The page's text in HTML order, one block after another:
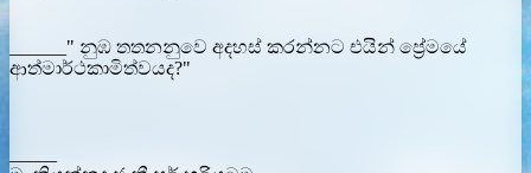
______" නුඹ තතනනුවෙ අදහස් කරන්නට එයින් ප්‍රේමයේ
ආත්මාර්ථකාමිත්වයද?"